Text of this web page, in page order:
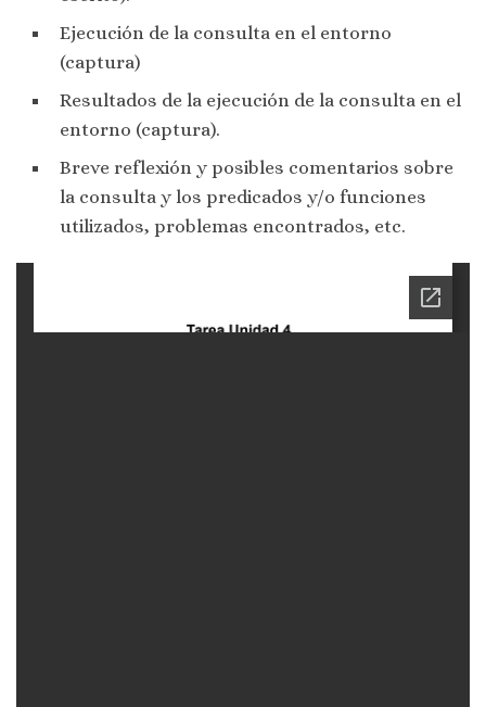
Ejecución de la consulta en el entorno
(captura)
Resultados de la ejecución de la consulta en el
entorno (captura).
Breve reflexión y posibles comentarios sobre
la consulta y los predicados y/o funciones
utilizados, problemas encontrados, etc.